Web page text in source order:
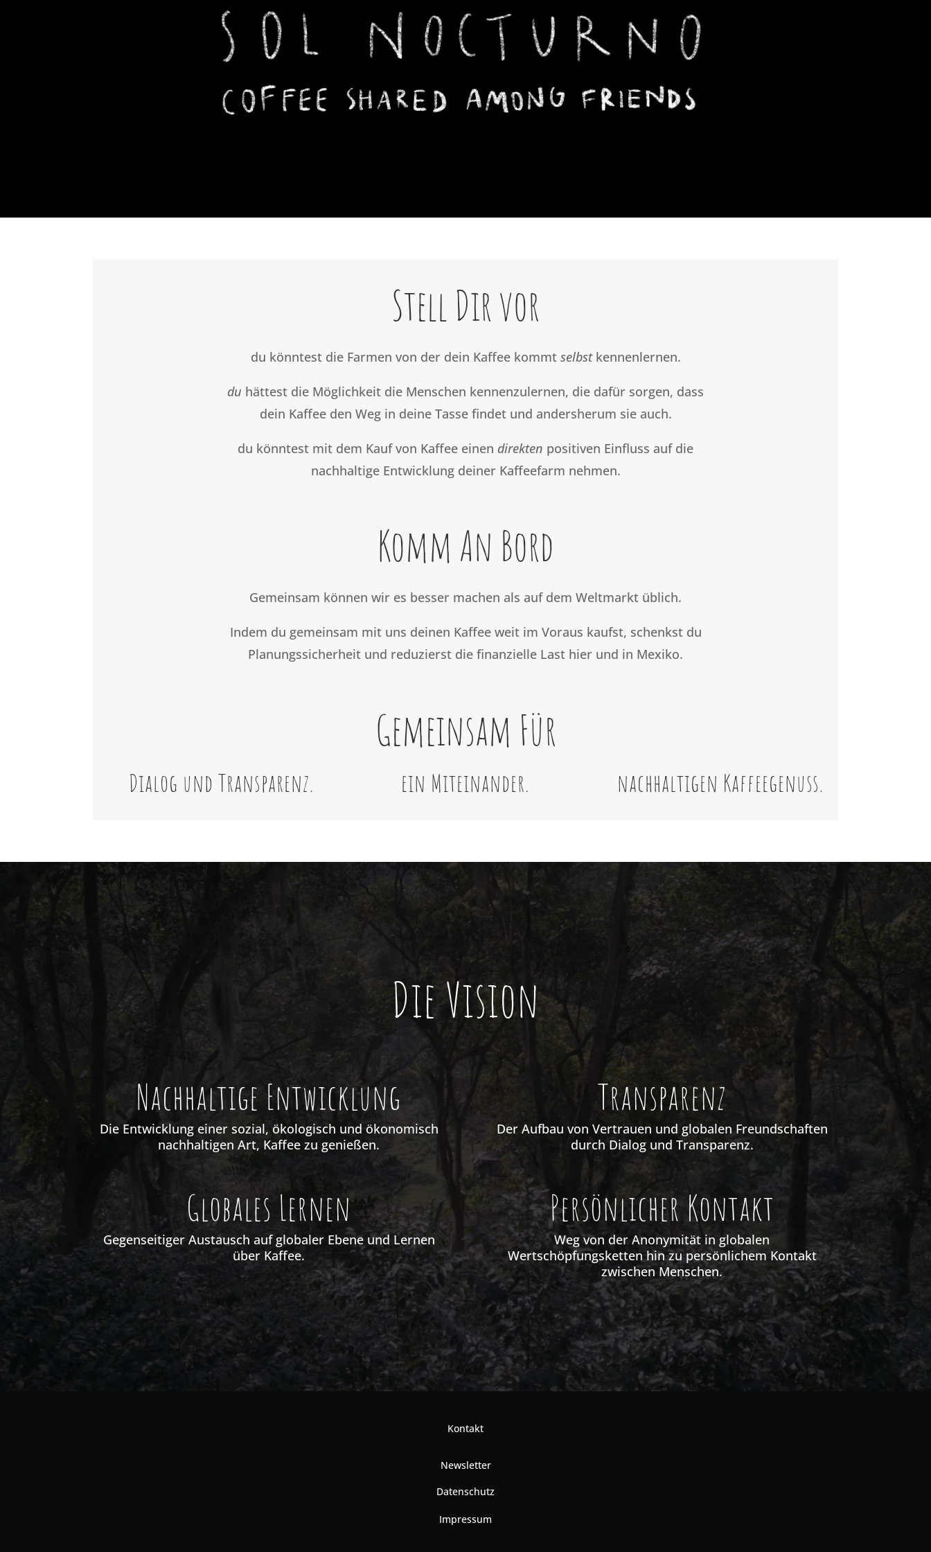
Stell Dir vor
du könntest die Farmen von der dein Kaffee kommt selbst kennenlernen.
du hättest die Möglichkeit die Menschen kennenzulernen, die dafür sorgen, dass
dein Kaffee den Weg in deine Tasse findet und andersherum sie auch.
du könntest mit dem Kauf von Kaffee einen direkten positiven Einfluss auf die
nachhaltige Entwicklung deiner Kaffeefarm nehmen.
Komm An Bord
Gemeinsam können wir es besser machen als auf dem Weltmarkt üblich.
Indem du gemeinsam mit uns deinen Kaffee weit im Voraus kaufst, schenkst du
Planungssicherheit und reduzierst die finanzielle Last hier und in Mexiko.
Gemeinsam Für
Dialog und Transparenz. ein Miteinander. nachhaltigen Kaffeegenuss.
Die Vision
Nachhaltige Entwicklung
Die Entwicklung einer sozial, ökologisch und ökonomisch
nachhaltigen Art, Kaffee zu genießen.
Transparenz
Der Aufbau von Vertrauen und globalen Freundschaften
durch Dialog und Transparenz.
Globales Lernen
Gegenseitiger Austausch auf globaler Ebene und Lernen
über Kaffee.
Persönlicher Kontakt
Weg von der Anonymität in globalen
Wertschöpfungsketten hin zu persönlichem Kontakt
zwischen Menschen.
Kontakt
Newsletter
Datenschutz
Impressum